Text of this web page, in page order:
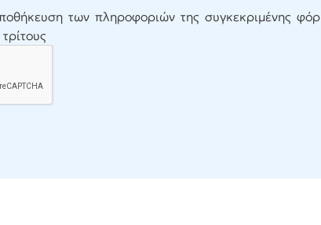
των πληροφοριών της συγκεκριμένης